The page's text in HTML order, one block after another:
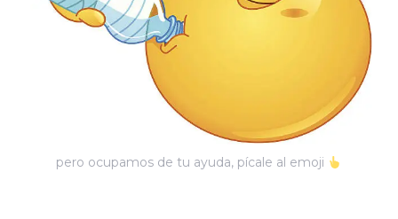
pero ocupamos de tu ayuda, pícale al emoji